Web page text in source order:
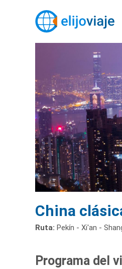
China
Ruta: Pekín - Xi'an -
Programa del